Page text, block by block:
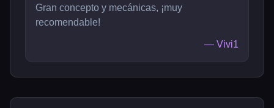
Gran concepto y mecánicas, ¡muy
recomendable!
— Vivi1